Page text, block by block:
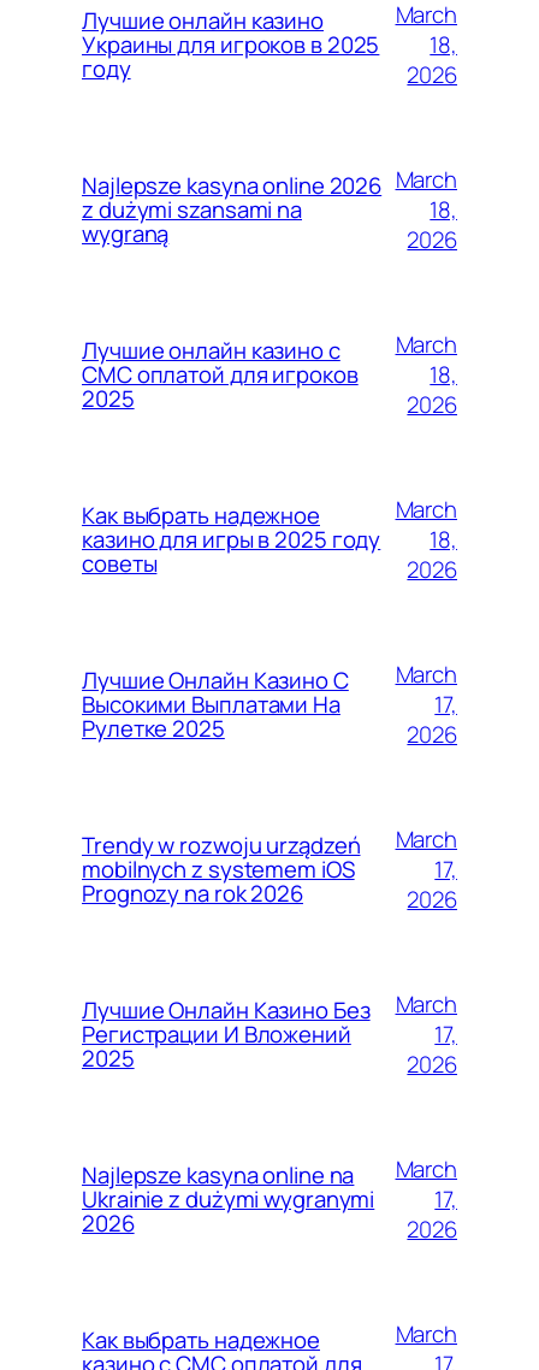
Лучшие онлайн казино
Украины для игроков в 2025
году
March
18,
2026
Najlepsze kasyna online 2026
z dużymi szansami na
wygraną
March
18,
2026
Лучшие онлайн казино с
СМС оплатой для игроков
2025
March
18,
2026
Как выбрать надежное
казино для игры в 2025 году
советы
March
18,
2026
Лучшие Онлайн Казино С
Высокими Выплатами На
Рулетке 2025
March
17,
2026
Trendy w rozwoju urządzeń
mobilnych z systemem iOS
Prognozy na rok 2026
March
17,
2026
Лучшие Онлайн Казино Без
Регистрации И Вложений
2025
March
17,
2026
Najlepsze kasyna online na
Ukrainie z dużymi wygranymi
2026
March
17,
2026
Как выбрать надежное
March
17,